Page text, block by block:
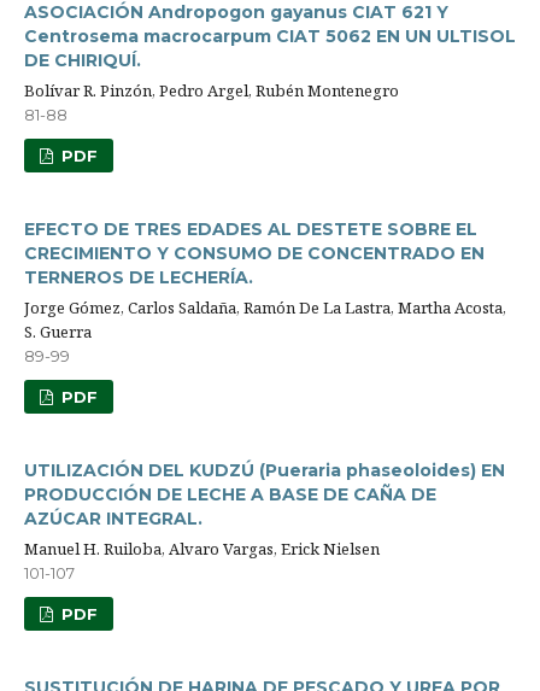
ASOCIACIÓN Andropogon gayanus CIAT 621 Y
Centrosema macrocarpum CIAT 5062 EN UN ULTISOL
DE CHIRIQUÍ.
Bolívar R. Pinzón, Pedro Argel, Rubén Montenegro
81-88
PDF
EFECTO DE TRES EDADES AL DESTETE SOBRE EL
CRECIMIENTO Y CONSUMO DE CONCENTRADO EN
TERNEROS DE LECHERÍA.
Jorge Gómez, Carlos Saldaña, Ramón De La Lastra, Martha Acosta,
S. Guerra
89-99
PDF
UTILIZACIÓN DEL KUDZÚ (Pueraria phaseoloides) EN
PRODUCCIÓN DE LECHE A BASE DE CAÑA DE
AZÚCAR INTEGRAL.
Manuel H. Ruiloba, Alvaro Vargas, Erick Nielsen
101-107
PDF